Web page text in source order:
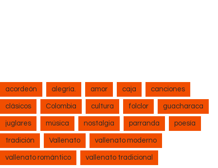
acordeón alegría. amor caja canciones
clásicos Colombia cultura folclor guacharaca
juglares música nostalgia parranda poesía
tradición Vallenato vallenato moderno
vallenato romántico vallenato tradicional